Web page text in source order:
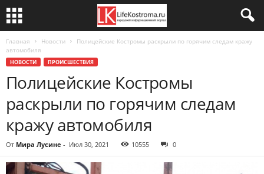
Главная Новости
Полицейские Костромы раскрыли по горячим следам кражу
автомобиля
НОВОСТИ ПРОИСШЕСТВИЯ
Полицейские Костромы
раскрыли по горячим следам
кражу автомобиля
От Мира Лусине - Июл 30, 2021 10555 0